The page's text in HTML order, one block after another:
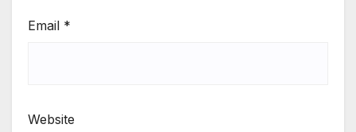
Email *
Website